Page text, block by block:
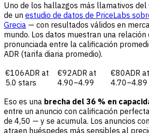
Uno de los hallazgos más llamativos del
de un estudio de datos de PriceLabs
Grecia — con resultados válidos en
mundo. Los datos muestran una relación
pronunciada entre la calificación
ADR (tarifa diaria promedio).
€106ADR at
5.0 stars
€92ADR at
4.90–4.99
€80ADR at
4.70–4.89
Eso es una brecha del 36 % en
entre un anuncio con calificación
de 4,50 — y se acumula. Los anuncios
atraen huéspedes más sensibles al